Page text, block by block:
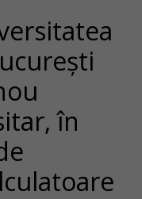
în